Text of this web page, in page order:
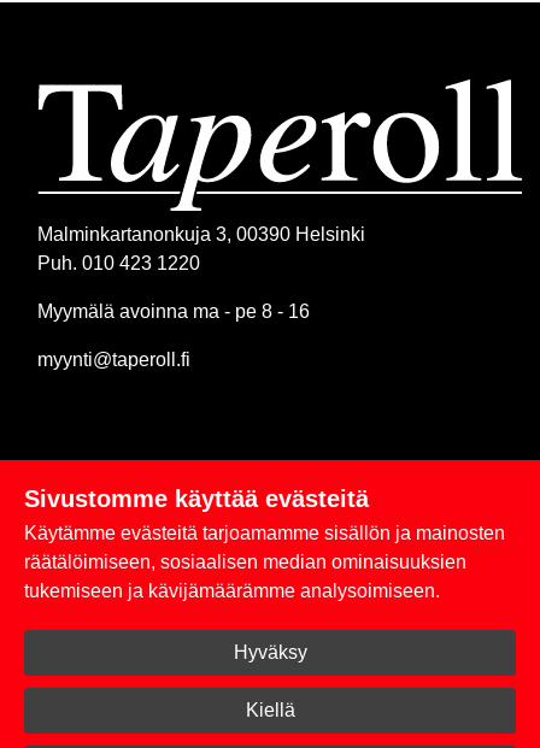
Malminkartanonkuja 3, 00390 Helsinki
Puh. 010 423 1220
Myymälä avoinna ma - pe 8 - 16
myynti@taperoll.fi
Linkit
Rekisteriseloste
Toimitus- ja maksuehdot
Kirjaudu sisään
Sivustomme käyttää evästeitä
Käytämme evästeitä tarjoamamme sisällön ja mainosten
räätälöimiseen, sosiaalisen median ominaisuuksien
tukemiseen ja kävijämäärämme analysoimiseen.
Hyväksy
Kiellä